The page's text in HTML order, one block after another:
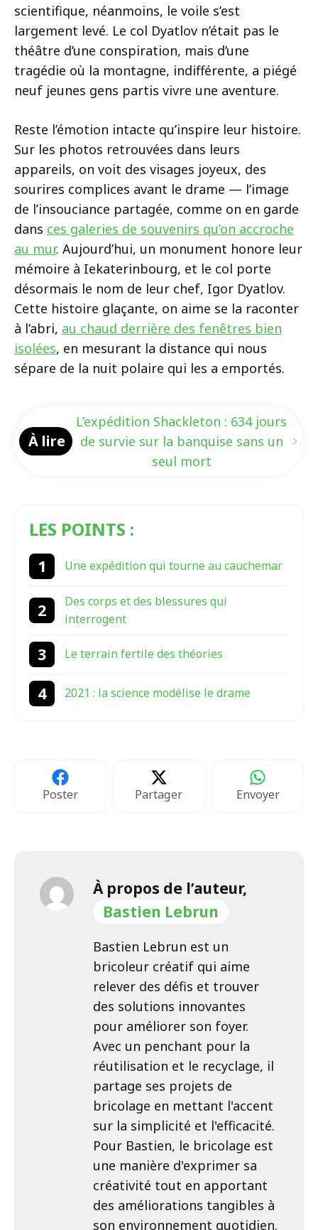
scientifique, néanmoins, le voile s’est
largement levé. Le col Dyatlov n’était pas le
théâtre d’une conspiration, mais d’une
tragédie où la montagne, indifférente, a piégé
neuf jeunes gens partis vivre une aventure.
Reste l’émotion intacte qu’inspire leur histoire.
Sur les photos retrouvées dans leurs
appareils, on voit des visages joyeux, des
sourires complices avant le drame — l’image
de l’insouciance partagée, comme on en garde
dans ces galeries de souvenirs qu’on accroche
au mur. Aujourd’hui, un monument honore leur
mémoire à Iekaterinbourg, et le col porte
désormais le nom de leur chef, Igor Dyatlov.
Cette histoire glaçante, on aime se la raconter
à l’abri, au chaud derrière des fenêtres bien
isolées, en mesurant la distance qui nous
sépare de la nuit polaire qui les a emportés.
À lire
L’expédition Shackleton : 634 jours
de survie sur la banquise sans un
seul mort
LES POINTS :
Une expédition qui tourne au cauchemar
Des corps et des blessures qui
interrogent
Le terrain fertile des théories
2021 : la science modélise le drame
Poster Partager Envoyer
À propos de l’auteur,
Bastien Lebrun
Bastien Lebrun est un
bricoleur créatif qui aime
relever des défis et trouver
des solutions innovantes
pour améliorer son foyer.
Avec un penchant pour la
réutilisation et le recyclage, il
partage ses projets de
bricolage en mettant l'accent
sur la simplicité et l'efficacité.
Pour Bastien, le bricolage est
une manière d'exprimer sa
créativité tout en apportant
des améliorations tangibles à
son environnement quotidien.